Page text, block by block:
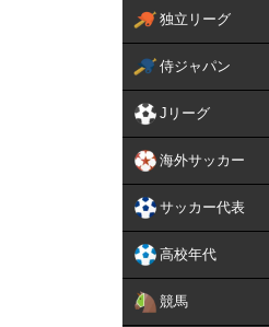
独立リーグ
侍ジャパン
Jリーグ
海外サッカー
サッカー代表
高校年代
競馬